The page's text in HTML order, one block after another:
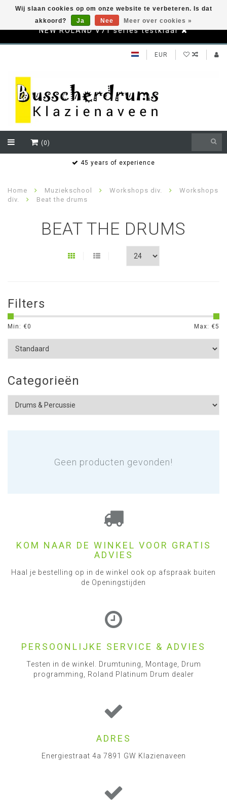
NEW ROLAND V71 series testklaar
EUR
(0)
45 years of experience
Home Muziekschool Workshops div.
Workshops
div.
Beat the drums
BEAT THE DRUMS
Filters
Min: €0 Max: €5
Categorieën
Geen producten gevonden!
Wij slaan cookies op om onze website te verbeteren. Is dat
akkoord?
Ja Nee Meer over cookies »
KOM NAAR DE WINKEL VOOR GRATIS
ADVIES
Haal je bestelling op in de winkel ook op afspraak buiten
de Openingstijden
PERSOONLIJKE SERVICE & ADVIES
Testen in de winkel. Drumtuning, Montage, Drum
programming, Roland Platinum Drum dealer
ADRES
Energiestraat 4a 7891 GW Klazienaveen